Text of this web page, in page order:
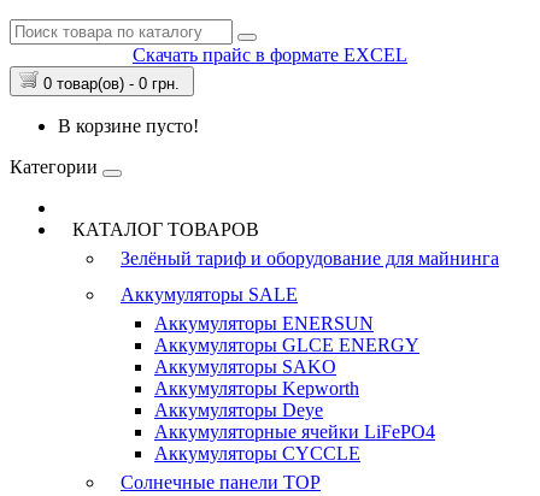
Скачать прайс в формате EXCEL
0 товар(ов) - 0 грн.
В корзине пусто!
Категории
КАТАЛОГ ТОВАРОВ
Зелёный тариф и оборудование для майнинга
Аккумуляторы SALE
Аккумуляторы ENERSUN
Аккумуляторы GLCE ENERGY
Аккумуляторы SAKO
Аккумуляторы Kepworth
Аккумуляторы Deye
Аккумуляторные ячейки LiFePO4
Аккумуляторы CYCCLE
Солнечные панели TOP